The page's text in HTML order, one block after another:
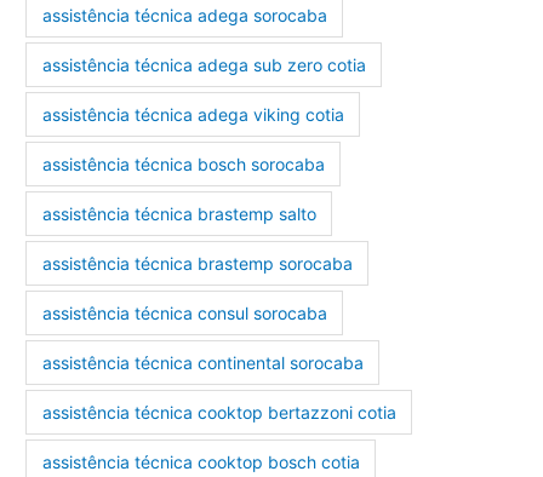
assistência técnica adega sorocaba
assistência técnica adega sub zero cotia
assistência técnica adega viking cotia
assistência técnica bosch sorocaba
assistência técnica brastemp salto
assistência técnica brastemp sorocaba
assistência técnica consul sorocaba
assistência técnica continental sorocaba
assistência técnica cooktop bertazzoni cotia
assistência técnica cooktop bosch cotia